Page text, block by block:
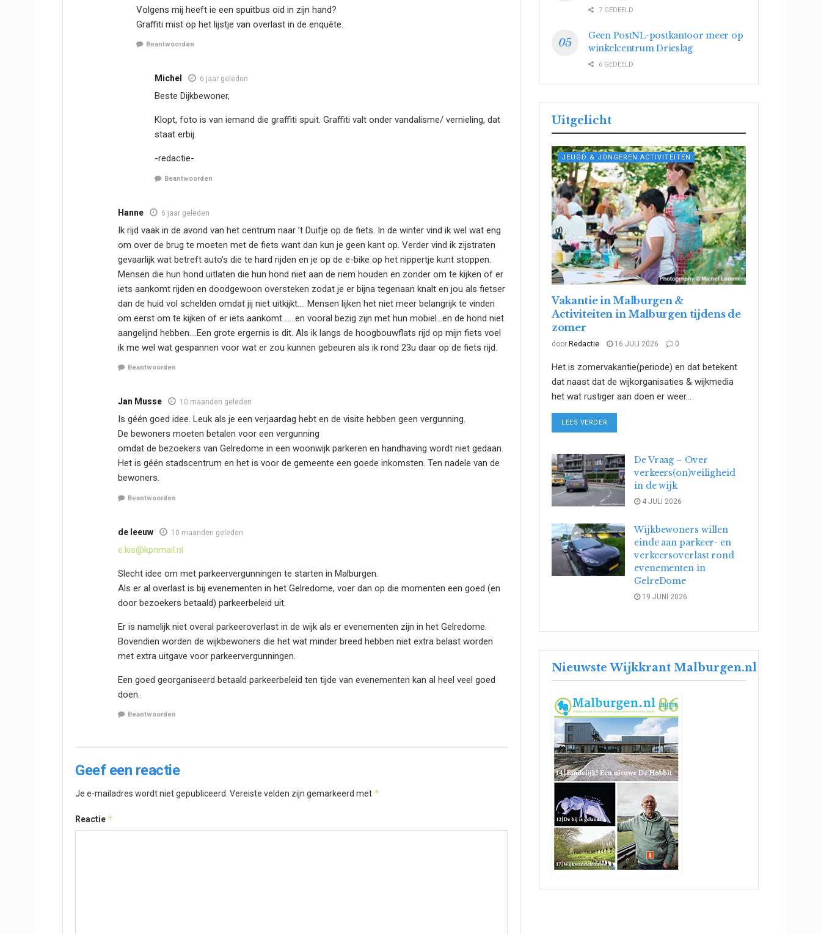
Volgens mij heeft ie een spuitbus oid in zijn hand?
Graffiti mist op het lijstje van overlast in de enquête.
Beantwoorden
Michel 6 jaar geleden
Beste Dijkbewoner,
Klopt, foto is van iemand die graffiti spuit. Graffiti valt onder vandalisme/ vernieling, dat
staat erbij.
-redactie-
Beantwoorden
Hanne 6 jaar geleden
Ik rijd vaak in de avond van het centrum naar ’t Duifje op de fiets. In de winter vind ik wel wat eng
om over de brug te moeten met de fiets want dan kun je geen kant op. Verder vind ik zijstraten
gevaarlijk wat betreft auto’s die te hard rijden en je op de e-bike op het nippertje kunt stoppen.
Mensen die hun hond uitlaten die hun hond niet aan de riem houden en zonder om te kijken of er
iets aankomt rijden en doodgewoon oversteken zodat je er bijna tegenaan knalt en jou als fietser
dan de huid vol schelden omdat jij niet uitkijkt…. Mensen lijken het niet meer belangrijk te vinden
om eerst om te kijken of er iets aankomt…….en vooral bezig zijn met hun mobiel…en de hond niet
aangelijnd hebben….Een grote ergernis is dit. Als ik langs de hoogbouwflats rijd op mijn fiets voel
ik me wel wat gespannen voor wat er zou kunnen gebeuren als ik rond 23u daar op de fiets rijd.
Beantwoorden
Jan Musse 10 maanden geleden
Is géén goed idee. Leuk als je een verjaardag hebt en de visite hebben geen vergunning.
De bewoners moeten betalen voor een vergunning
omdat de bezoekers van Gelredome in een woonwijk parkeren en handhaving wordt niet gedaan.
Het is géén stadscentrum en het is voor de gemeente een goede inkomsten. Ten nadele van de
bewoners.
Beantwoorden
de leeuw 10 maanden geleden
e.kis@kpnmail.nl
Slecht idee om met parkeervergunningen te starten in Malburgen.
Als er al overlast is bij evenementen in het Gelredome, voer dan op die momenten een goed (en
door bezoekers betaald) parkeerbeleid uit.
Er is namelijk niet overal parkeeroverlast in de wijk als er evenementen zijn in het Gelredome.
Bovendien worden de wijkbewoners die het wat minder breed hebben niet extra belast worden
met extra uitgave voor parkeervergunningen.
Een goed georganiseerd betaald parkeerbeleid ten tijde van evenementen kan al heel veel goed
doen.
Beantwoorden
Geef een reactie
Je e-mailadres wordt niet gepubliceerd. Vereiste velden zijn gemarkeerd met *
Reactie *
7 GEDEELD
Geen PostNL-postkantoor meer op
winkelcentrum Drieslag
6 GEDEELD
Uitgelicht
JEUGD & JONGEREN ACTIVITEITEN
Vakantie in Malburgen &
Activiteiten in Malburgen tijdens de
zomer
door Redactie 16 JULI 2026 0
Het is zomervakantie(periode) en dat betekent
dat naast dat de wijkorganisaties & wijkmedia
het wat rustiger aan doen er weer...
LEES VERDER
De Vraag – Over
verkeers(on)veiligheid
in de wijk
4 JULI 2026
Wijkbewoners willen
einde aan parkeer- en
verkeersoverlast rond
evenementen in
GelreDome
19 JUNI 2026
Nieuwste Wijkkrant Malburgen.nl